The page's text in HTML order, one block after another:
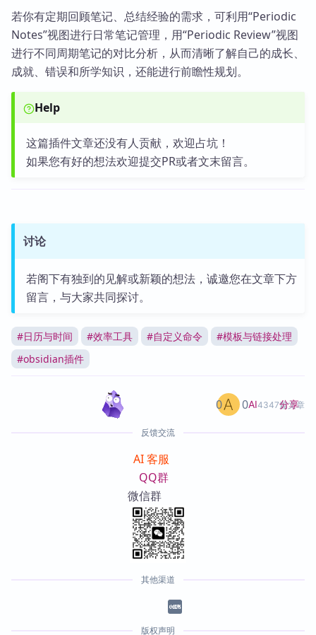
若你有定期回顾笔记、总结经验的需求，可利用“Periodic
Notes”视图进行日常笔记管理，用“Periodic Review”视图
进行不同周期笔记的对比分析，从而清晰了解自己的成长、
成就、错误和所学知识，还能进行前瞻性规划。
Help
这篇插件文章还没有人贡献，欢迎占坑！
如果您有好的想法欢迎提交PR或者文末留言。
讨论
若阁下有独到的见解或新颖的想法，诚邀您在文章下方
留言，与大家共同探讨。
#日历与时间 #效率工具 #自定义命令 #模板与链接处理
#obsidian插件
AI4347篇文章
0 0 分享
反馈交流
AI 客服
QQ群
微信群
其他渠道
版权声明